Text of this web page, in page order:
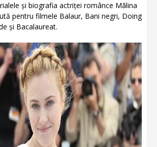
și biografia actriței românce Mãlina
pentru filmele Balaur, Bani negri, Doing
și Bacalaureat.